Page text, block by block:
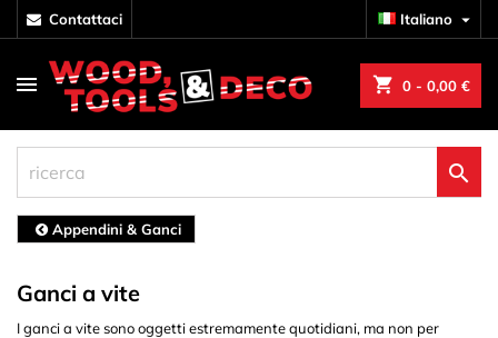
contattaci Italiano 
shopping_cart 0 - 0,00 €

Appendini & Ganci
Ganci a vite
I ganci a vite sono oggetti estremamente quotidiani, ma non per